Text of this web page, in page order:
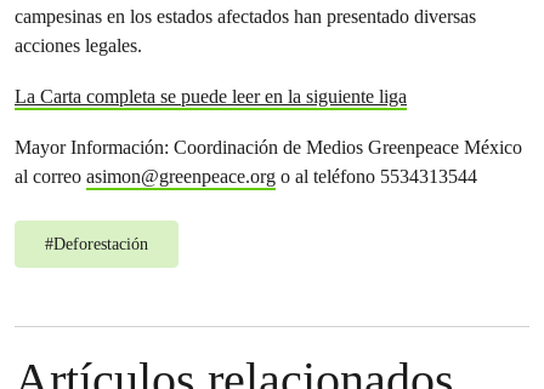
campesinas en los estados afectados han presentado diversas
acciones legales.
La Carta completa se puede leer en la siguiente liga
Mayor Información: Coordinación de Medios Greenpeace México
al correo asimon@greenpeace.org o al teléfono 5534313544
#Deforestación